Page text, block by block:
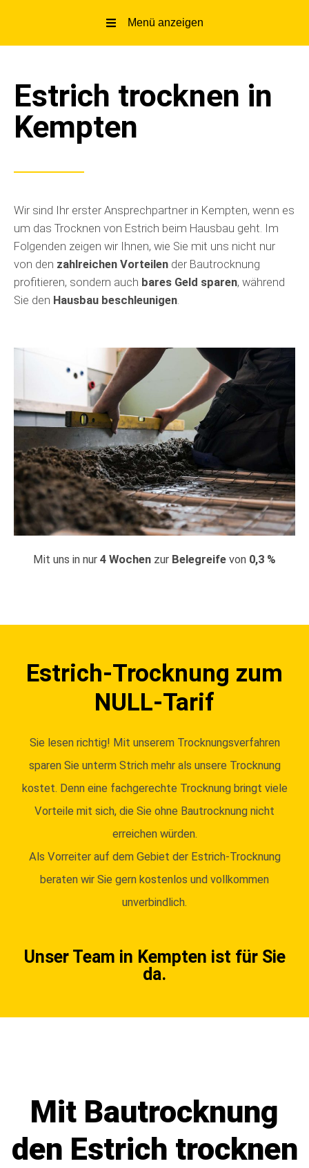
n
g
e
n
Menü anzeigen
Estrich trocknen in
Kempten
Wir sind Ihr erster Ansprechpartner in Kempten, wenn es
um das Trocknen von Estrich beim Hausbau geht. Im
Folgenden zeigen wir Ihnen, wie Sie mit uns nicht nur
von den zahlreichen Vorteilen der Bautrocknung
profitieren, sondern auch bares Geld sparen, während
Sie den Hausbau beschleunigen.
Mit uns in nur 4 Wochen zur Belegreife von 0,3 %
Estrich-Trocknung zum
NULL-Tarif
Sie lesen richtig! Mit unserem Trocknungsverfahren
sparen Sie unterm Strich mehr als unsere Trocknung
kostet. Denn eine fachgerechte Trocknung bringt viele
Vorteile mit sich, die Sie ohne Bautrocknung nicht
erreichen würden.
Als Vorreiter auf dem Gebiet der Estrich-Trocknung
beraten wir Sie gern kostenlos und vollkommen
unverbindlich.
Unser Team in Kempten ist für Sie
da.
Mit Bautrocknung
den Estrich trocknen